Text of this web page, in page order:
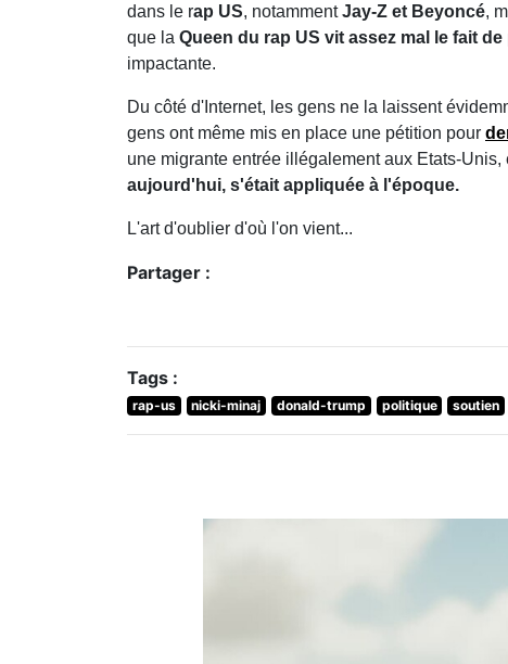
dans le rap US, notammentJay-Z et Beyoncé,
que la Queen du rap US vit assez mal le fait
impactante.
Du côté d'Internet, les gens ne la laissent
gens ont même mis en place une pétition pour
une migrante entrée illégalement aux Etats-Unis,
aujourd'hui, s'était appliquée à l'époque.
L'art d'oublier d'où l'on vient...
Partager :
Tags :
rap-us nicki-minaj donald-trump politique soutien